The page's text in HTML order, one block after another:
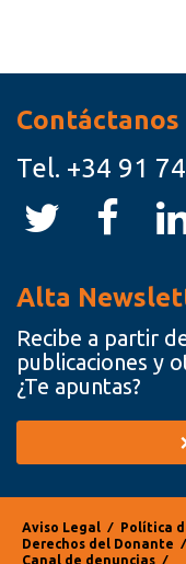
Contáctanos
Tel. +34 91
Alta
Recibe a partir
publicaciones y
¿Te apuntas?
Aviso Legal ⁄ Política
Derechos del Donante
⁄
Canal de denuncias
⁄